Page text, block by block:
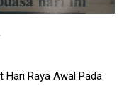
Hari Raya Awal Pada